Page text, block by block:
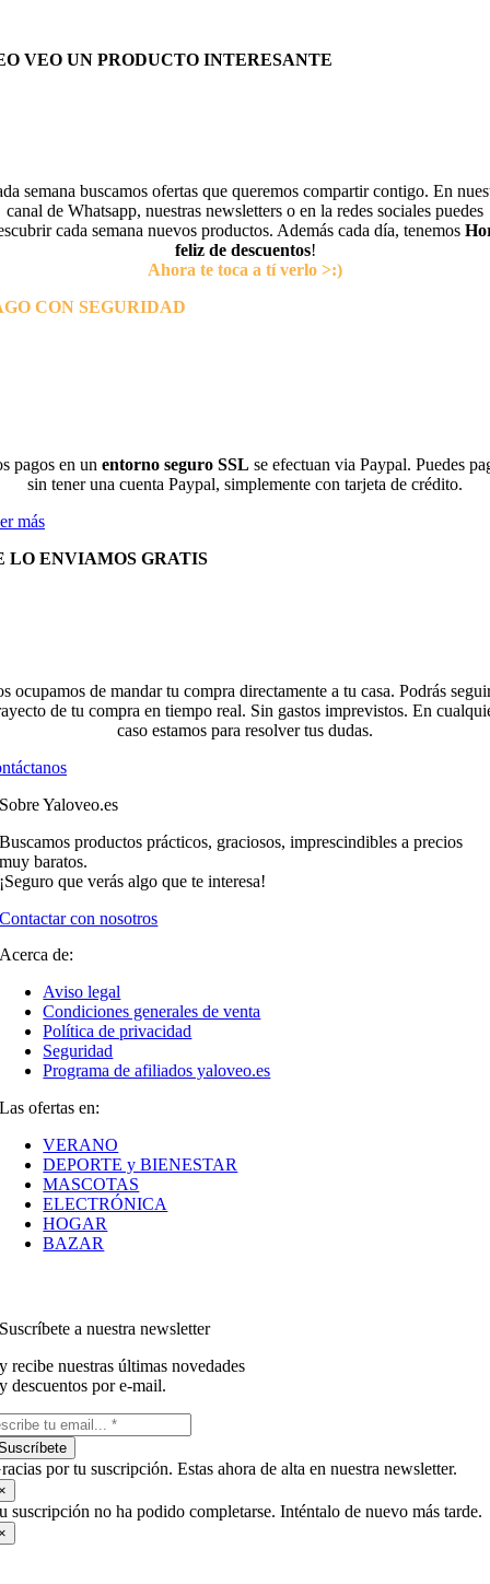
VEO UN PRODUCTO INTERESANTE
semana buscamos ofertas que queremos compartir contigo. En
canal de Whatsapp, nuestras newsletters o en la redes sociales puedes
cada semana nuevos productos. Además cada día, tenemos
feliz de descuentos!
Ahora te toca a tí verlo >:)
CON SEGURIDAD
pagos en un entorno seguro SSL se efectuan via Paypal. Puedes
sin tener una cuenta Paypal, simplemente con tarjeta de crédito.
más
LO ENVIAMOS GRATIS
ocupamos de mandar tu compra directamente a tu casa. Podrás
de tu compra en tiempo real. Sin gastos imprevistos. En
caso estamos para resolver tus dudas.
Sobre Yaloveo.es
Buscamos productos prácticos, graciosos, imprescindibles a precios
muy baratos.
¡Seguro que verás algo que te interesa!
Contactar con nosotros
Acerca de:
Aviso legal
Condiciones generales de venta
Política de privacidad
Seguridad
Programa de afiliados yaloveo.es
Las ofertas en:
VERANO
DEPORTE y BIENESTAR
MASCOTAS
ELECTRÓNICA
HOGAR
BAZAR
Suscríbete a nuestra newsletter
y recibe nuestras últimas novedades
y descuentos por e-mail.
por tu suscripción. Estas ahora de alta en nuestra newsletter.
suscripción no ha podido completarse. Inténtalo de nuevo más tarde.